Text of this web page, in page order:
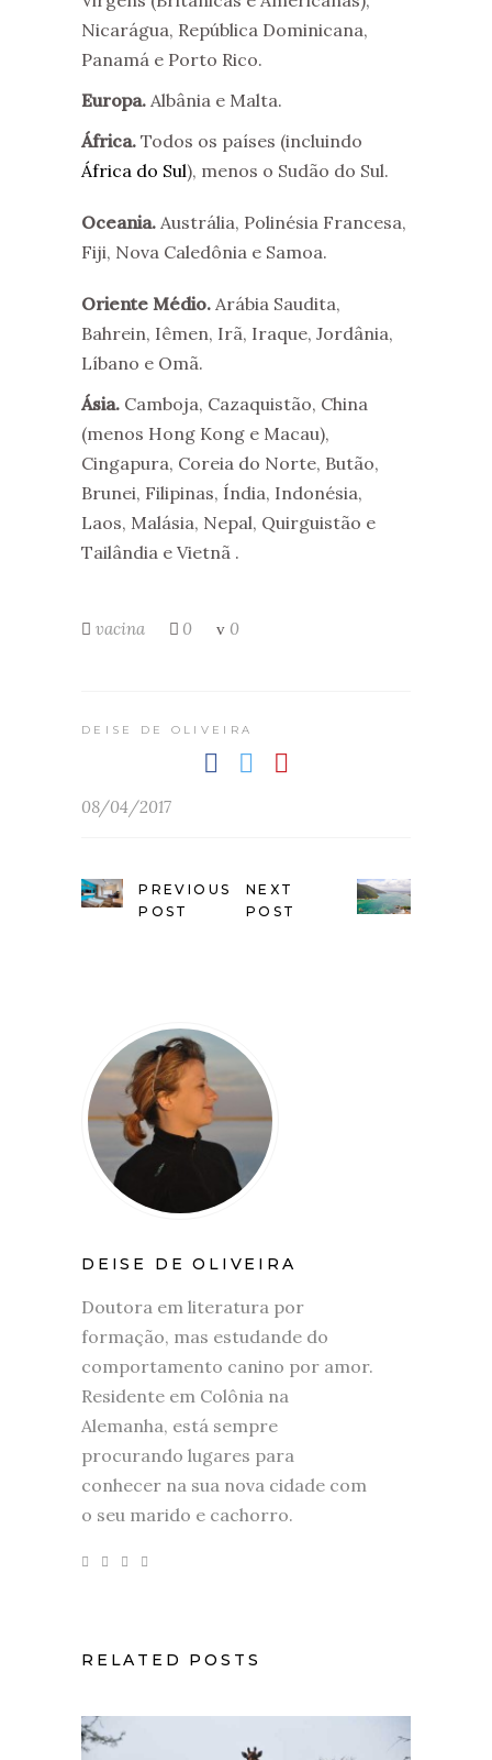
Nicarágua, República Dominicana,
Panamá e Porto Rico.
Europa. Albânia e Malta.
África. Todos os países (incluindo
África do Sul), menos o Sudão do Sul.
Oceania. Austrália, Polinésia Francesa,
Fiji, Nova Caledônia e Samoa.
Oriente Médio. Arábia Saudita,
Bahrein, Iêmen, Irã, Iraque, Jordânia,
Líbano e Omã.
Ásia. Camboja, Cazaquistão, China
(menos Hong Kong e Macau),
Cingapura, Coreia do Norte, Butão,
Brunei, Filipinas, Índia, Indonésia,
Laos, Malásia, Nepal, Quirguistão e
Tailândia e Vietnã .
vacina 0 0
DEISE DE OLIVEIRA
08/04/2017
PREVIOUS
POST
NEXT
POST
DEISE DE OLIVEIRA
Doutora em literatura por
formação, mas estudande do
comportamento canino por amor.
Residente em Colônia na
Alemanha, está sempre
procurando lugares para
conhecer na sua nova cidade com
o seu marido e cachorro.
RELATED POSTS